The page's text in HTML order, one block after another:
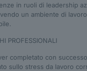
in ruoli di leadership
un ambiente di
PROFESSIONALI
completato con
sullo stress da lavoro